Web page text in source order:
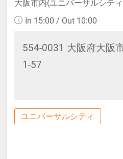
なります。
予約のタイミン
代金が変動する
時で価格が異な
あらかじめご了承
大阪市内(ユニバーサルシテ
In 15:00 / Out 10:00
554-0031 大阪府大阪
1-57
ユニバーサルシティ